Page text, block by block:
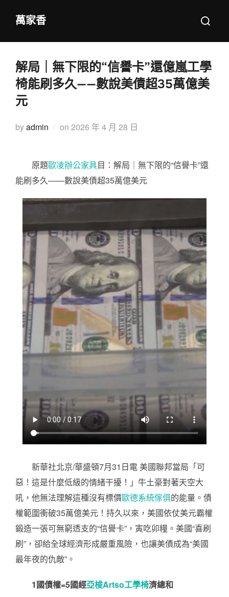
萬家香
Search
解局｜無下限的“信譽卡”還億嵐工學
椅能刷多久——數說美債超35萬億美
元
byadmin on Posted
2026 年 4 月 28 日
原題歐凌辦公家具目：解局｜無下限的“信譽卡”還
能刷多久——數說美債超35萬億美元
新華社北京/華盛頓7月31日電 美國聯邦當局「可
惡！這是什麼低級的情緒干擾！」牛土豪對著天空大
吼，他無法理解這種沒有標價歐德系統傢俱的能量。債
權範圍衝破35萬億美元！持久以來，美國依仗美元霸權
鍛造一張可無窮透支的“信譽卡”，寅吃卯糧。美國“喜刷
刷”，卻給全球經濟形成嚴重風險，也讓美債成為“美國
最年夜的仇敵”。
1國債權=5國經亞梭Artso工學椅濟總和